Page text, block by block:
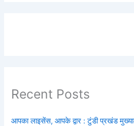
Recent Posts
आपका लाइसेंस, आपके द्वार : टुंडी प्रखंड